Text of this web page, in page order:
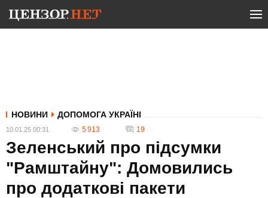
НОВИНИ ДОПОМОГА УКРАЇНІ
10.01.25 00:31 5 913 19
Зеленський про підсумки
"Рамштайну": Домовились
про додаткові пакети